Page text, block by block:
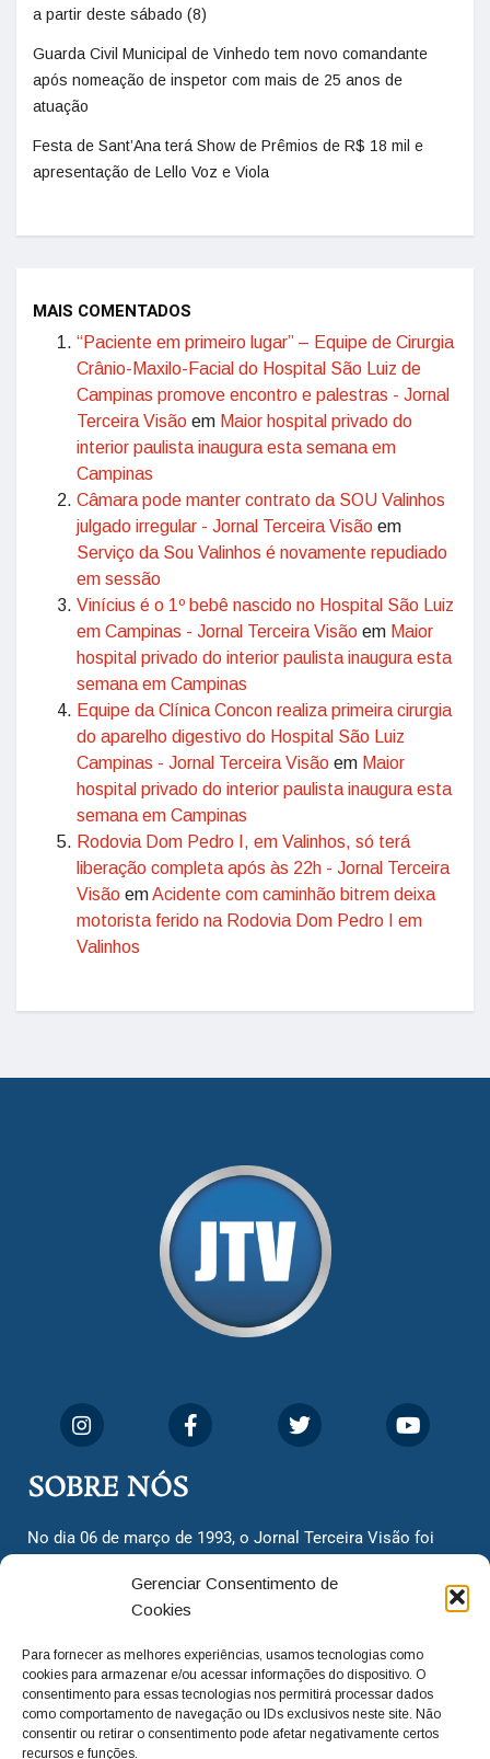
Gerenciar Consentimento de
Cookies
Para fornecer as melhores experiências, usamos tecnologias como
cookies para armazenar e/ou acessar informações do dispositivo. O
consentimento para essas tecnologias nos permitirá processar dados
como comportamento de navegação ou IDs exclusivos neste site. Não
consentir ou retirar o consentimento pode afetar negativamente certos
recursos e funções.
a partir deste sábado (8)
Guarda Civil Municipal de Vinhedo tem novo comandante
após nomeação de inspetor com mais de 25 anos de
atuação
Festa de Sant’Ana terá Show de Prêmios de R$ 18 mil e
apresentação de Lello Voz e Viola
MAIS COMENTADOS
“Paciente em primeiro lugar” – Equipe de Cirurgia
Crânio-Maxilo-Facial do Hospital São Luiz de
Campinas promove encontro e palestras - Jornal
Terceira Visão em Maior hospital privado do
interior paulista inaugura esta semana em
Campinas
Câmara pode manter contrato da SOU Valinhos
julgado irregular - Jornal Terceira Visão em
Serviço da Sou Valinhos é novamente repudiado
em sessão
Vinícius é o 1º bebê nascido no Hospital São Luiz
em Campinas - Jornal Terceira Visão em Maior
hospital privado do interior paulista inaugura esta
semana em Campinas
Equipe da Clínica Concon realiza primeira cirurgia
do aparelho digestivo do Hospital São Luiz
Campinas - Jornal Terceira Visão em Maior
hospital privado do interior paulista inaugura esta
semana em Campinas
Rodovia Dom Pedro I, em Valinhos, só terá
liberação completa após às 22h - Jornal Terceira
Visão emAcidente com caminhão bitrem deixa
motorista ferido na Rodovia Dom Pedro I em
Valinhos
SOBRE NÓS
No dia 06 de março de 1993, o Jornal Terceira Visão foi
cidadãos valinhenses, já que naquela época só existiam
dois jornais. Há mais de 30 anos, o jornal continua
com o foco de trazer as melhores notícias. Nunca
deixamos de lado as necessidades do cidadão, sempre
questionando os órgãos públicos em busca de melhorias
para a cidade e sempre cobrando resoluções para casos